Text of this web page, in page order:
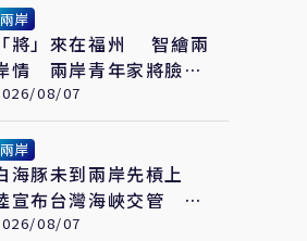
兩岸
「將」來在福州 智繪兩
情 兩岸青年家將臉譜
畫大賽在福州開幕
08/07
兩岸
海豚未到兩岸先槓上
宣布台灣海峽交管 陸
會：不勞費心
08/07